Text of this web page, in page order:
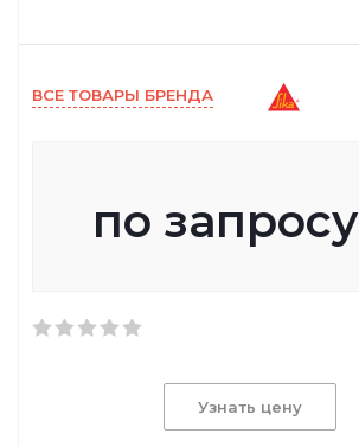
ВСЕ ТОВАРЫ БРЕНДА
по запросу
Узнать цену